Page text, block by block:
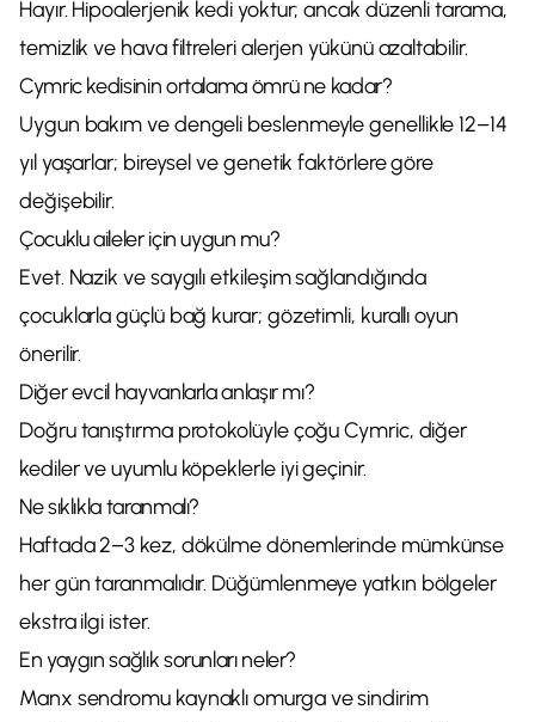
Hayır. Hipoalerjenik kedi yoktur; ancak düzenli tarama,
temizlik ve hava filtreleri alerjen yükünü azaltabilir.
Cymric kedisinin ortalama ömrü ne kadar?
Uygun bakım ve dengeli beslenmeyle genellikle 12–14
yıl yaşarlar; bireysel ve genetik faktörlere göre
değişebilir.
Çocuklu aileler için uygun mu?
Evet. Nazik ve saygılı etkileşim sağlandığında
çocuklarla güçlü bağ kurar; gözetimli, kurallı oyun
önerilir.
Diğer evcil hayvanlarla anlaşır mı?
Doğru tanıştırma protokolüyle çoğu Cymric, diğer
kediler ve uyumlu köpeklerle iyi geçinir.
Ne sıklıkla taranmalı?
Haftada 2–3 kez, dökülme dönemlerinde mümkünse
her gün taranmalıdır. Düğümlenmeye yatkın bölgeler
ekstra ilgi ister.
En yaygın sağlık sorunları neler?
Manx sendromu kaynaklı omurga ve sindirim